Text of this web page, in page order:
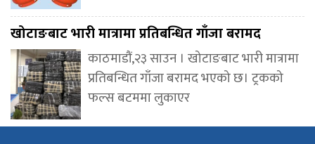
खोटाङबाट भारी मात्रामा प्रतिबन्धित गाँजा बरामद
काठमाडौं,२३ साउन । खोटाङबाट भारी मात्रामा
प्रतिबन्धित गाँजा बरामद भएको छ। ट्रकको
फल्स बटममा लुकाएर